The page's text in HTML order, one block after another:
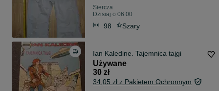
Siercza
Dzisiaj o 06:00
98 Szary
Ian Kaledine. Tajemnica tajgi
Używane
30 zł
34,05 zł z Pakietem Ochronnym